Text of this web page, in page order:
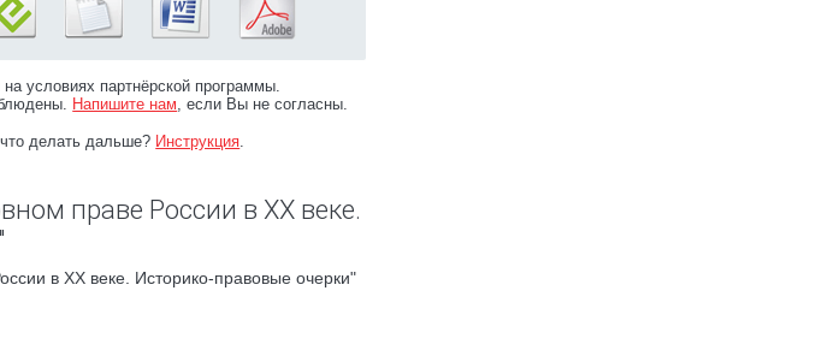
на условиях партнёрской программы.
Напишите нам, если Вы не согласны.
делать дальше? Инструкция.
праве России в XX веке.
в XX веке. Историко-правовые очерки"